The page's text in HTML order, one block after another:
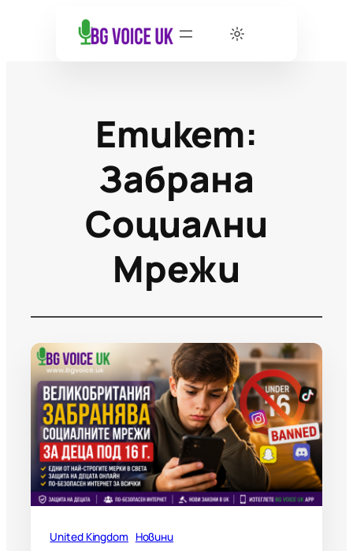
Етикет:
Забрана
Социални
Мрежи
United Kingdom Новини